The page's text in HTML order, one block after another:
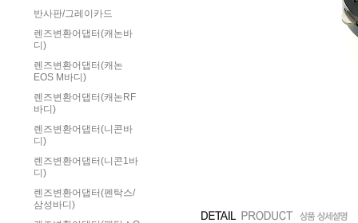
반사판/그레이카드
렌즈변환어댑터(캐논바
디)
렌즈변환어댑터(캐논
EOS M바디)
렌즈변환어댑터(캐논RF
바디)
렌즈변환어댑터(니콘바
디)
렌즈변환어댑터(니콘1바
디)
렌즈변환어댑터(펜탁스/
삼성바디)